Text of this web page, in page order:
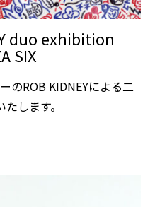
duo exhibition
SIX
のROB KIDNEYによる二
します。